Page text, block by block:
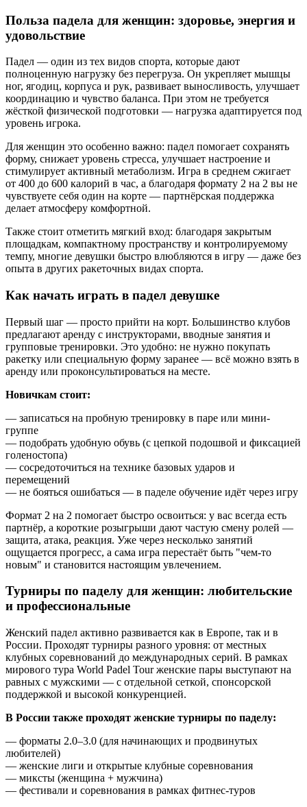
Польза падела для женщин: здоровье, энергия и
удовольствие
Падел — один из тех видов спорта, которые дают
полноценную нагрузку без перегруза. Он укрепляет мышцы
ног, ягодиц, корпуса и рук, развивает выносливость, улучшает
координацию и чувство баланса. При этом не требуется
жёсткой физической подготовки — нагрузка адаптируется под
уровень игрока.
Для женщин это особенно важно: падел помогает сохранять
форму, снижает уровень стресса, улучшает настроение и
стимулирует активный метаболизм. Игра в среднем сжигает
от 400 до 600 калорий в час, а благодаря формату 2 на 2 вы не
чувствуете себя один на корте — партнёрская поддержка
делает атмосферу комфортной.
Также стоит отметить мягкий вход: благодаря закрытым
площадкам, компактному пространству и контролируемому
темпу, многие девушки быстро влюбляются в игру — даже без
опыта в других ракеточных видах спорта.
Как начать играть в падел девушке
Первый шаг — просто прийти на корт. Большинство клубов
предлагают аренду с инструкторами, вводные занятия и
групповые тренировки. Это удобно: не нужно покупать
ракетку или специальную форму заранее — всё можно взять в
аренду или проконсультироваться на месте.
Новичкам стоит:
— записаться на пробную тренировку в паре или мини-
группе
— подобрать удобную обувь (с цепкой подошвой и фиксацией
голеностопа)
— сосредоточиться на технике базовых ударов и
перемещений
— не бояться ошибаться — в паделе обучение идёт через игру
Формат 2 на 2 помогает быстро освоиться: у вас всегда есть
партнёр, а короткие розыгрыши дают частую смену ролей —
защита, атака, реакция. Уже через несколько занятий
ощущается прогресс, а сама игра перестаёт быть "чем-то
новым" и становится настоящим увлечением.
Турниры по паделу для женщин: любительские
и профессиональные
Женский падел активно развивается как в Европе, так и в
России. Проходят турниры разного уровня: от местных
клубных соревнований до международных серий. В рамках
мирового тура World Padel Tour женские пары выступают на
равных с мужскими — с отдельной сеткой, спонсорской
поддержкой и высокой конкуренцией.
В России также проходят женские турниры по паделу:
— форматы 2.0–3.0 (для начинающих и продвинутых
любителей)
— женские лиги и открытые клубные соревнования
— миксты (женщина + мужчина)
— фестивали и соревнования в рамках фитнес-туров